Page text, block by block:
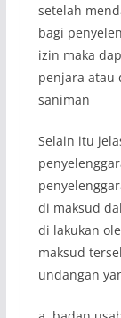
setelah
bagi
izin maka
penjara atau
saniman
Selain itu
di maksud
di lakukan
maksud
undangan